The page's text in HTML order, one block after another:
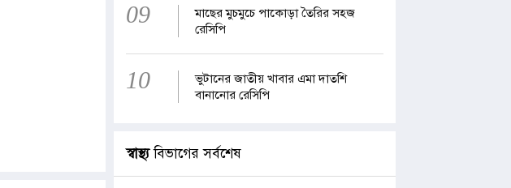
09
মাছের মুচমুচে পাকোড়া তৈরির সহজ
রেসিপি
10
ভুটানের জাতীয় খাবার এমা দাতশি
বানানোর রেসিপি
স্বাস্থ্যবিভাগের সর্বশেষ